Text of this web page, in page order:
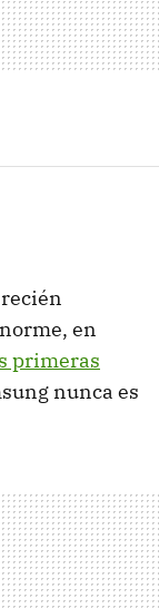
en
primeras
nunca es